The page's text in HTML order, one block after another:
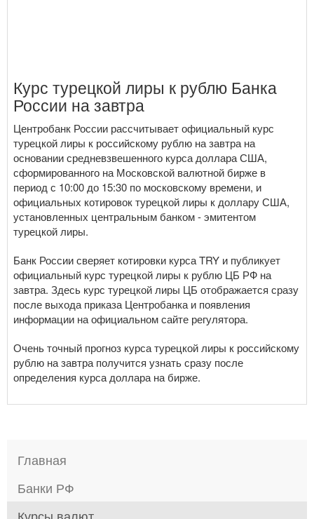
Курс турецкой лиры к рублю Банка
России на завтра
Центробанк России рассчитывает официальный курс
турецкой лиры к российскому рублю на завтра на
основании средневзвешенного курса доллара США,
сформированного на Московской валютной бирже в
период с 10:00 до 15:30 по московскому времени, и
официальных котировок турецкой лиры к доллару США,
установленных центральным банком - эмитентом
турецкой лиры.
Банк России сверяет котировки курса TRY и публикует
официальный курс турецкой лиры к рублю ЦБ РФ на
завтра. Здесь курс турецкой лиры ЦБ отображается сразу
после выхода приказа Центробанка и появления
информации на официальном сайте регулятора.
Очень точный прогноз курса турецкой лиры к российскому
рублю на завтра получится узнать сразу после
определения курса доллара на бирже.
Главная
Банки РФ
Курсы валют